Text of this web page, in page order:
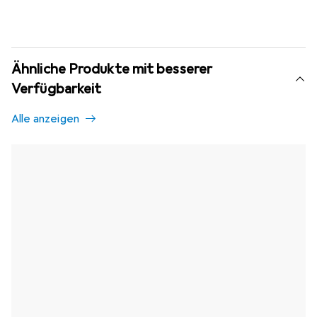
Ähnliche Produkte mit besserer
Verfügbarkeit
Alle anzeigen